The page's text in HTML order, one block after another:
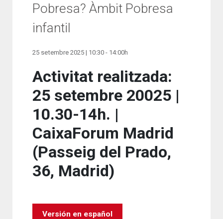
Pobresa? Àmbit Pobresa
infantil
25 setembre 2025 | 10:30 - 14:00h
Activitat realitzada:
25 setembre 20025 |
10.30-14h. |
CaixaForum Madrid
(Passeig del Prado,
36, Madrid)
Versión en español